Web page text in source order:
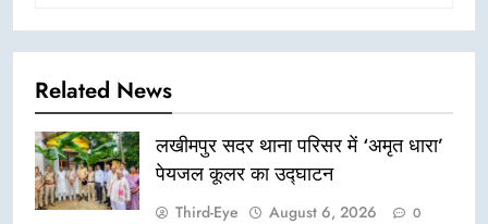
Related News
लखीमपुर सदर थाना परिसर में ‘अमृत धारा’
पेयजल कूलर का उद्घाटन
Third-Eye August 6, 2026 0